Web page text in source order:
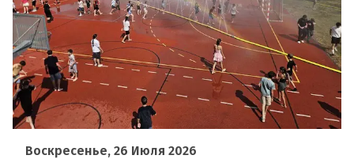
Воскресенье, 26 Июля 2026